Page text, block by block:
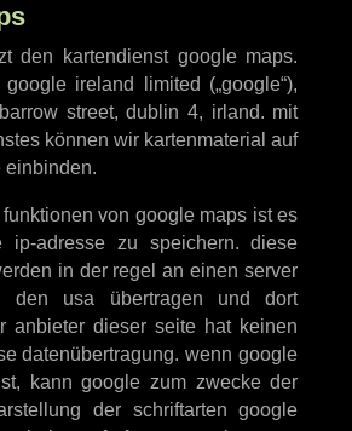
den kartendienst google maps.
ireland limited („google“),
street, dublin 4, irland. mit
können wir kartenmaterial auf
einbinden.
von google maps ist es
ip-adresse zu speichern. diese
in der regel an einen server
den usa übertragen und dort
anbieter dieser seite hat keinen
datenübertragung. wenn google
kann google zum zwecke der
der schriftarten google